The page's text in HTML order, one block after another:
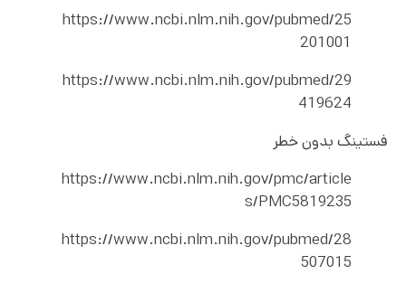
https://www.ncbi.nlm.nih.gov/pubmed/25
201001
https://www.ncbi.nlm.nih.gov/pubmed/29
419624
فستینگ بدون خطر
https://www.ncbi.nlm.nih.gov/pmc/article
s/PMC5819235
https://www.ncbi.nlm.nih.gov/pubmed/28
507015